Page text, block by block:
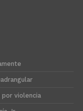
por violencia